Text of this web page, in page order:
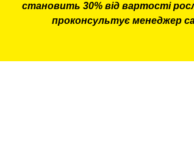
становить 30% від вартості
проконсультує менеджер